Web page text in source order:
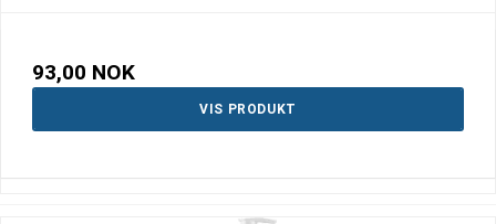
93,00 NOK
VIS PRODUKT